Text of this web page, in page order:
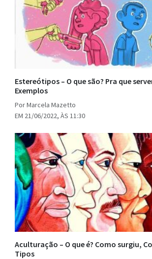
Estereótipos – O que são? Pra que
Exemplos
Por Marcela Mazetto
EM 21/06/2022, ÀS 11:30
Aculturação – O que é? Como surgiu,
Tipos